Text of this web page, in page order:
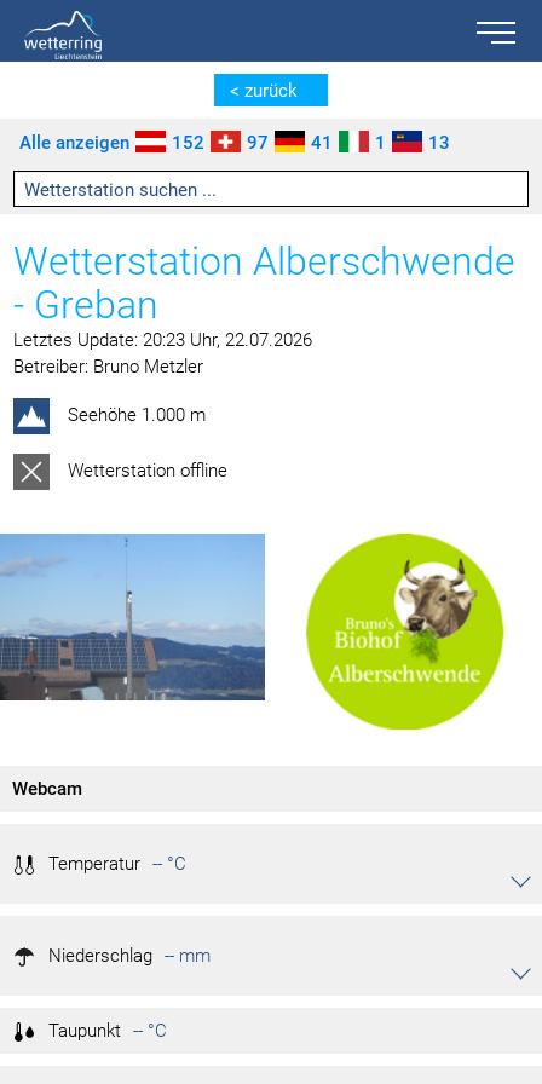
Zum Inhalt springen [AK + 0]
Zum linken senkrechten Seitenmenü springen [AK + 1]
Zum rechten senkrechten Seitenmenü springen [AK + 2]
Zu den Inhalten im Fußbereich springen [AK + 3]
Toggle
< zurück
Alle anzeigen 152 97 41 1 13
Wetterstation Alberschwende
- Greban
Letztes Update: 20:23 Uhr, 22.07.2026
Betreiber: Bruno Metzler
Seehöhe 1.000 m
Wetterstation offline
Webcam
Temperatur -- °C Akkordeon auf-/zuklappen
-- °C
Tag min.
-- °C
Niederschlag -- mm Akkordeon auf-/zuklappen
-- mm/h
Taupunkt -- °C